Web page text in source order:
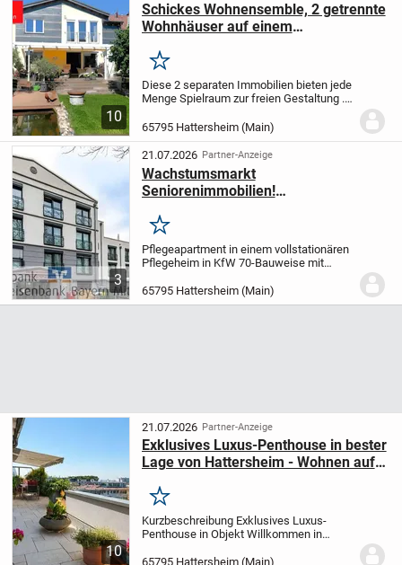
10
Schickes Wohnensemble, 2 getrennte
Wohnhäuser auf einem
Doppelgarage
Merken
Diese 2 separaten Immobilien bieten jede
Menge Spielraum zur freien Gestaltung ...
wunderschön eingebettet ist in den
Garten, kann z.B. für eine größere
Familie...
65795 Hattersheim (Main)
3
21.07.2026 Partner-Anzeige
Wachstumsmarkt
Seniorenimmobilien!
Investition!
Merken
Pflegeapartment in einem vollstationären
Pflegeheim in KfW 70-Bauweise mit
7 Wohngruppen mit den dazugehörigen
Aufenthaltsräumen. Hier können Sie
65795 Hattersheim (Main)
10
21.07.2026 Partner-Anzeige
Exklusives Luxus-Penthouse in bester
Lage von Hattersheim - Wohnen auf
Merken
Kurzbeschreibung Exklusives Luxus-
Penthouse in Objekt Willkommen in
Ansprüche erfüllt. Großzügige Räume,
65795 Hattersheim (Main)